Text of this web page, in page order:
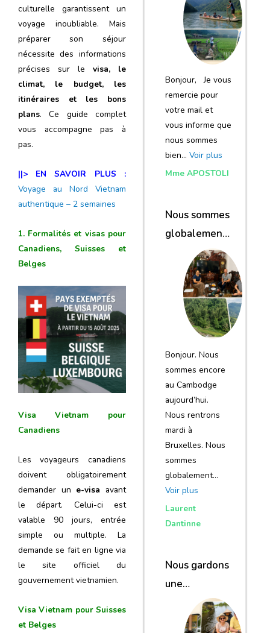
culturelle garantissent un
voyage inoubliable. Mais
préparer son séjour
nécessite des informations
précises sur le visa, le
climat, le budget, les
itinéraires et les bons
plans. Ce guide complet
vous accompagne pas à
pas.
||> EN SAVOIR PLUS :
Voyage au Nord Vietnam
authentique – 2 semaines
1. Formalités et visas pour
Canadiens, Suisses et
Belges
Visa Vietnam pour
Canadiens
Les voyageurs canadiens
doivent obligatoirement
demander un e-visa avant
le départ. Celui-ci est
valable 90 jours, entrée
simple ou multiple. La
demande se fait en ligne via
le site officiel du
gouvernement vietnamien.
Visa Vietnam pour Suisses
et Belges
Bonjour, Je vous
remercie pour
votre mail et
vous informe que
nous sommes
bien… Voir plus
Mme APOSTOLI
Nous sommes
globalement
satisfaits du
voyage
Bonjour. Nous
sommes encore
au Cambodge
aujourd’hui.
Nous rentrons
mardi à
Bruxelles. Nous
sommes
globalement…
Voir plus
Laurent
Dantinne
Nous gardons
une
excellente
impression de